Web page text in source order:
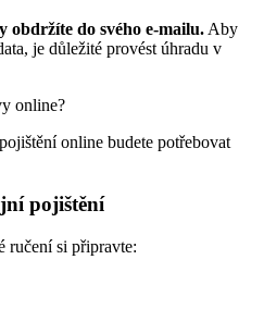
obdržíte do svého e-mailu. Aby
je důležité provést úhradu v
online?
online budete potřebovat
pojištění
ručení si připravte: